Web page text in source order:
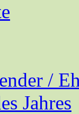
/
Jahres